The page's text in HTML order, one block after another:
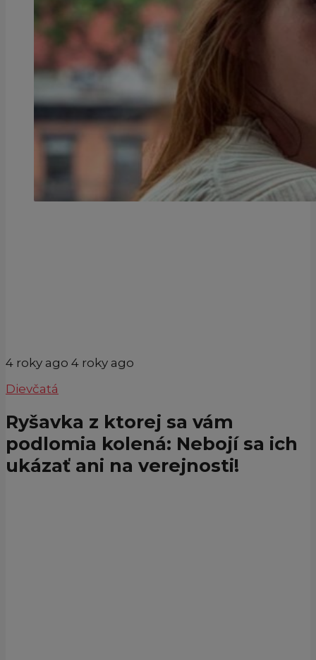
4 roky ago 4 roky ago
Dievčatá
Ryšavka z ktorej sa vám
podlomia kolená: Nebojí sa ich
ukázať ani na verejnosti!